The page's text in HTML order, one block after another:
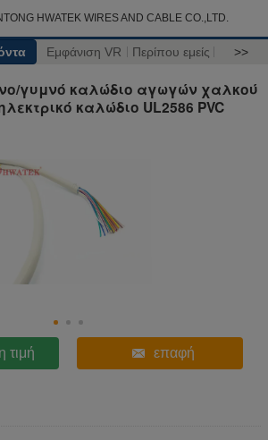
HWATEK WIRES AND CABLE CO.,LTD.
Εμφάνιση VR Περίπου εμείς >>
γυμνό καλώδιο αγωγών χαλκού
καλώδιο UL2586 PVC
τιμή επαφή